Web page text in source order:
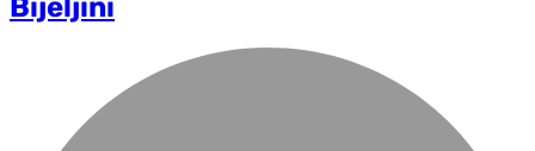
Bijeljini